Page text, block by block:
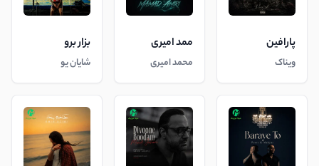
پارافین
ویناک
ممد امیری
محمد امیری
بزار برو
شایان یو